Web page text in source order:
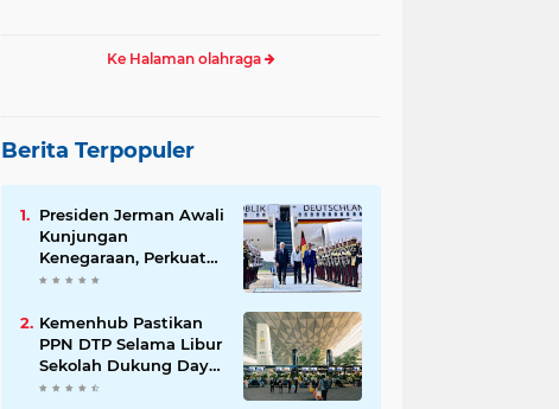
Ke Halaman olahraga
Berita Terpopuler
Presiden Jerman Awali
Kunjungan
Kenegaraan, Perkuat
Kemitraan Strategis
Kemenhub Pastikan
PPN DTP Selama Libur
Sekolah Dukung Daya
Beli Masyarakat